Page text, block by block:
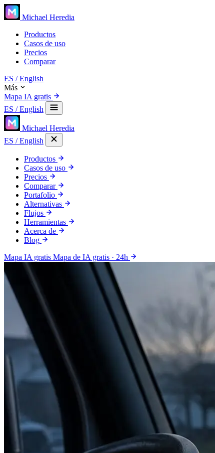
Michael Heredia
Productos
Casos de uso
Precios
Comparar
ES / English
Más
Mapa IA gratis
ES / English
Michael Heredia
ES / English
Productos
Casos de uso
Precios
Comparar
Portafolio
Alternativas
Flujos
Herramientas
Acerca de
Blog
Mapa IA gratis Mapa de IA gratis · 24h